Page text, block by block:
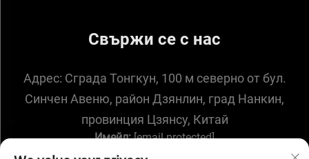
Свържи се с нас
Адрес: Сграда Тонгкун, 100 м северно от бул.
Синчен Авеню, район Дзянлин, град Нанкин,
провинция Цзянсу, Китай
Имейл: [email protected]